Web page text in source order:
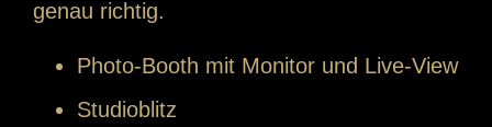
genau richtig.
Photo-Booth mit Monitor und Live-View
Studioblitz